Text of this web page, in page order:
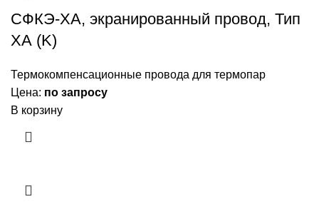
СФКЭ-ХА, экранированный провод, Тип
ХА (K)
Термокомпенсационные провода для термопар
Цена: по запросу
В корзину